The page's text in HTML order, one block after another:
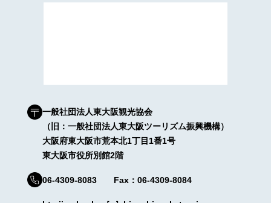
一般社団法人東大阪観光協会
（旧：一般社団法人東大阪ツーリズム振興機構）
大阪府東大阪市荒本北1丁目1番1号
東大阪市役所別館2階
06-4309-8083 Fax：06-4309-8084